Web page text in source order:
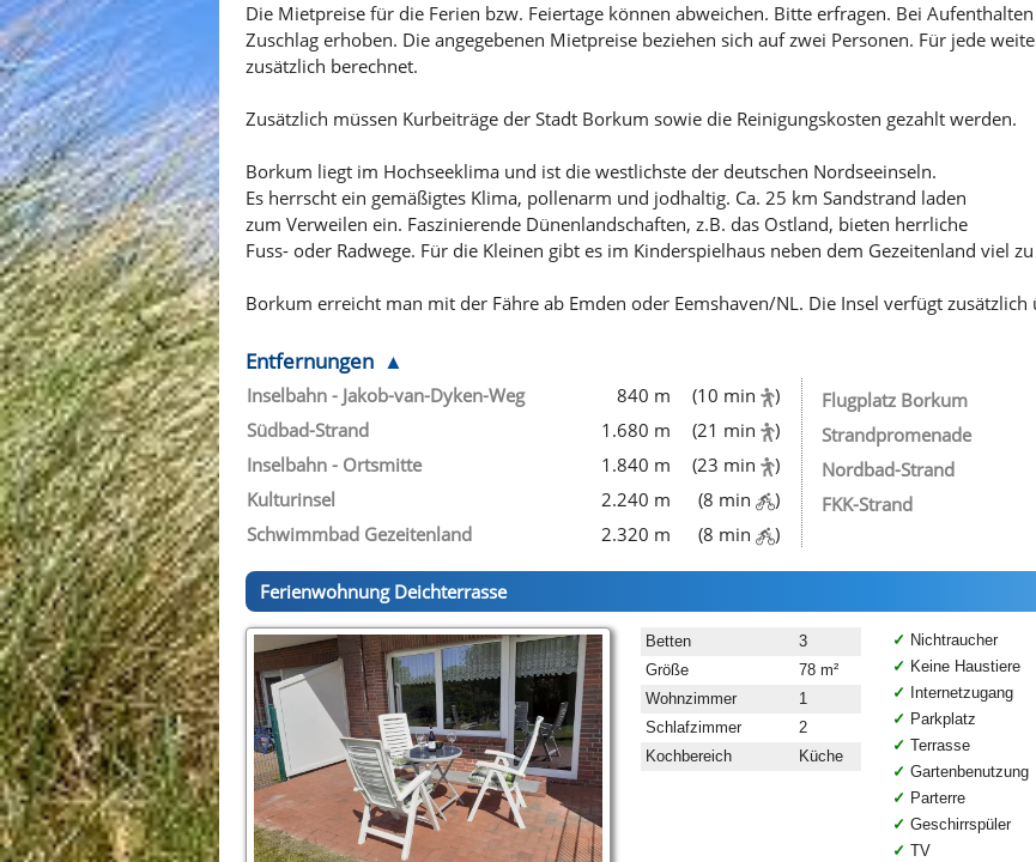
Die Mietpreise für die Ferien bzw. Feiertage können abweichen. Bitte erfragen. Bei
Zuschlag erhoben. Die angegebenen Mietpreise beziehen sich auf zwei Personen. Für jede
zusätzlich berechnet.
Zusätzlich müssen Kurbeiträge der Stadt Borkum sowie die Reinigungskosten gezahlt werden.
Borkum liegt im Hochseeklima und ist die westlichste der deutschen Nordseeinseln.
Es herrscht ein gemäßigtes Klima, pollenarm und jodhaltig. Ca. 25 km Sandstrand laden
zum Verweilen ein. Faszinierende Dünenlandschaften, z.B. das Ostland, bieten herrliche
Fuss- oder Radwege. Für die Kleinen gibt es im Kinderspielhaus neben dem Gezeitenland viel
Borkum erreicht man mit der Fähre ab Emden oder Eemshaven/NL. Die Insel verfügt
Entfernungen
Inselbahn - Jakob-van-Dyken-Weg 840 m (10 min
)
Südbad-Strand
1.680 m (21 min
)
Inselbahn - Ortsmitte
1.840 m (23 min
)
Kulturinsel
2.240 m (8 min
)
Schwimmbad Gezeitenland
2.320 m (8 min )
Flugplatz Borkum
Strandpromenade
Nordbad-Strand
FKK-Strand
Ferienwohnung Deichterrasse
Betten
3
Größe
78 m²
Wohnzimmer
1
Schlafzimmer
2
Kochbereich
Küche
Nichtraucher
Keine Haustiere
Internetzugang
Parkplatz
Terrasse
Gartenbenutzung
Parterre
Geschirrspüler
TV